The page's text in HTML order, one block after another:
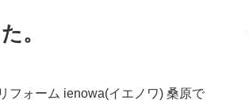
。
フォーム ienowa(イエノワ) 桑原で